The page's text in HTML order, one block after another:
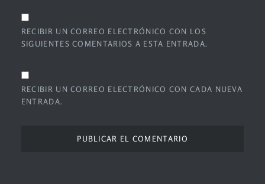
RECIBIR UN CORREO ELECTRÓNICO CON LOS
SIGUIENTES COMENTARIOS A ESTA ENTRADA.
RECIBIR UN CORREO ELECTRÓNICO CON CADA NUEVA
ENTRADA.